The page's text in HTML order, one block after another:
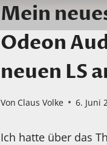
Mein
Odeon
neuen LS
Von Claus Volke 6. Juni
Ich hatte über das